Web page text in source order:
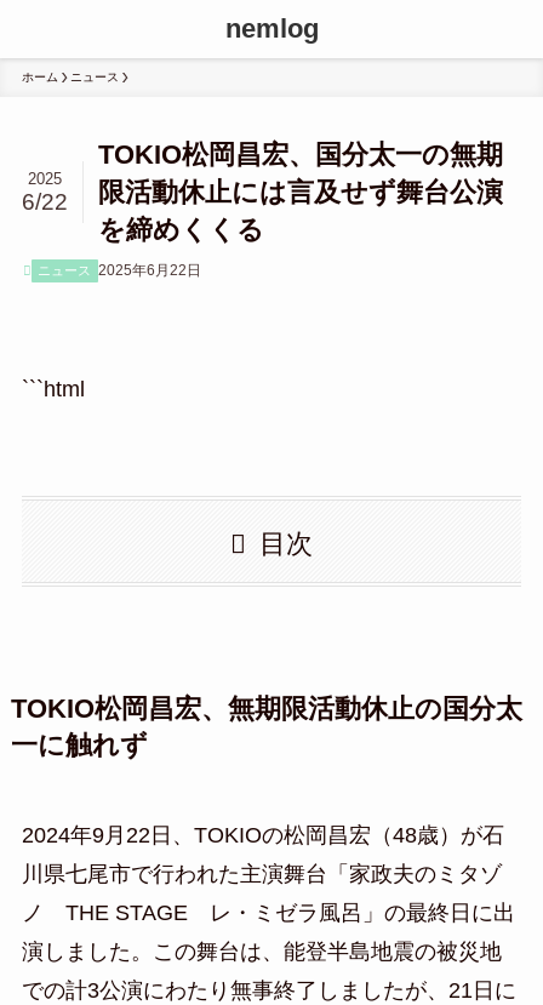
nemlog
ホーム ニュース
TOKIO松岡昌宏、国分太一の無期
限活動休止には言及せず舞台公演
を締めくくる
2025
6/22
ニュース 2025年6月22日
```html
目次
TOKIO松岡昌宏、無期限活動休止の国分太
一に触れず
2024年9月22日、TOKIOの松岡昌宏（48歳）が石
川県七尾市で行われた主演舞台「家政夫のミタゾ
ノ THE STAGE レ・ミゼラ風呂」の最終日に出
演しました。この舞台は、能登半島地震の被災地
での計3公演にわたり無事終了しましたが、21日に